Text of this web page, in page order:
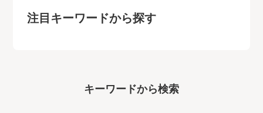
注目キーワードから探す
キーワー ドから検索